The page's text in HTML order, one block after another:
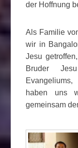
der Hoffnung
Als Familie
wir in
Jesu
Bruder
haben uns
gemeinsam